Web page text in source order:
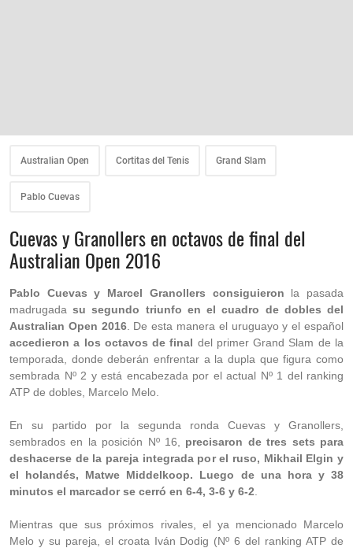
Australian Open Cortitas del Tenis Grand Slam
Pablo Cuevas
Cuevas y Granollers en octavos de final del
Australian Open 2016
Pablo Cuevas y Marcel Granollers consiguieron la pasada
madrugadasu segundo triunfo en el cuadro de dobles del
Australian Open 2016. De esta manera el uruguayo y el español
accedieron a los octavos de final del primer Grand Slam de la
temporada, donde deberán enfrentar a la dupla que figura como
sembrada Nº 2 y está encabezada por el actual Nº 1 del ranking
ATP de dobles, Marcelo Melo.
En su partido por la segunda ronda Cuevas y Granollers,
sembrados en la posición Nº 16, precisaron de tres sets para
deshacerse de la pareja integrada por el ruso, Mikhail Elgin y
el holandés, Matwe Middelkoop. Luego de una hora y 38
minutos el marcador se cerró en 6-4, 3-6 y 6-2
Mientras que sus próximos rivales, el ya mencionado Marcelo
Melo y su pareja, el croata Iván Dodig (Nº 6 del ranking ATP de